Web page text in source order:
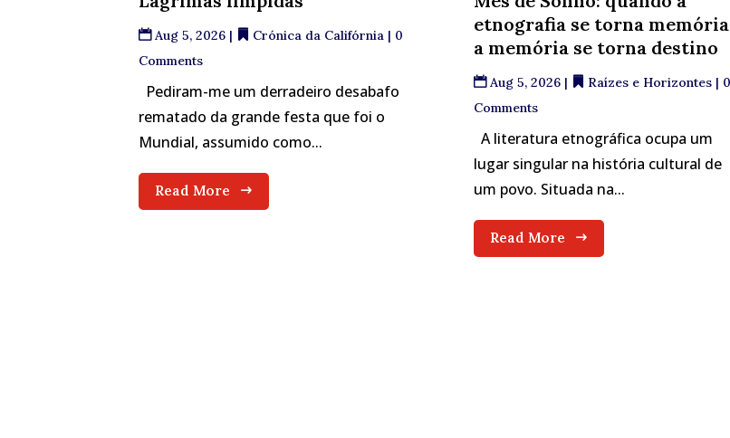
Aug 5, 2026 | Crónica da Califórnia | 0
Comments
Pediram-me um derradeiro desabafo
rematado da grande festa que foi o
Mundial, assumido como...
Read More
etnografia se torna
a memória se torna destino
Aug 5, 2026| Raízes e Horizontes| 0
Comments
A literatura etnográfica ocupa um
lugar singular na história cultural de
um povo. Situada na...
Read More